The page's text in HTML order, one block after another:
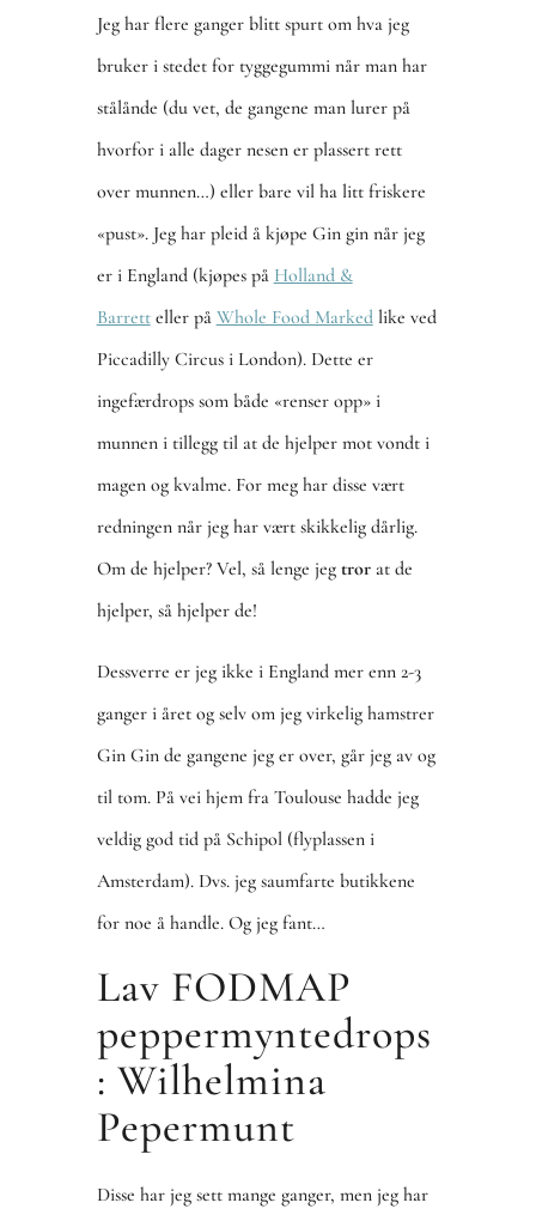
Jeg har flere ganger blitt spurt om hva jeg
bruker i stedet for tyggegummi når man har
stålånde (du vet, de gangene man lurer på
hvorfor i alle dager nesen er plassert rett
over munnen…) eller bare vil ha litt friskere
«pust». Jeg har pleid å kjøpe Gin gin når jeg
er i England (kjøpes på Holland &
Barretteller på Whole Food Markedlike ved
Piccadilly Circus i London). Dette er
ingefærdrops som både «renser opp» i
munnen i tillegg til at de hjelper mot vondt i
magen og kvalme. For meg har disse vært
redningen når jeg har vært skikkelig dårlig.
Om de hjelper? Vel, så lenge jeg trorat de
hjelper, så hjelper de!
Dessverre er jeg ikke i England mer enn 2-3
ganger i året og selv om jeg virkelig hamstrer
Gin Gin de gangene jeg er over, går jeg av og
til tom. På vei hjem fra Toulouse hadde jeg
veldig god tid på Schipol (flyplassen i
Amsterdam). Dvs. jeg saumfarte butikkene
for noe å handle. Og jeg fant…
Lav FODMAP
peppermyntedrops
: Wilhelmina
Pepermunt
Disse har jeg sett mange ganger, men jeg har